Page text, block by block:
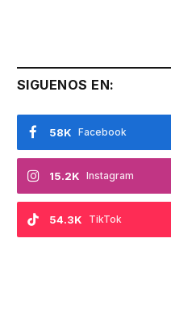
SIGUENOS EN:
Facebook
58K
Instagram
15.2K
TikTok
54.3K